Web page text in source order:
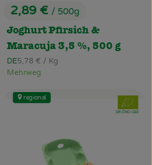
, Preis:
2,89 € / 500g
Joghurt Pfirsich &
Maracuja 3,5 %, 500 g
, Herkunft:
DE, Referenzpreis:
5,78 € / Kg
Mehrweg
,
, Kontrollstelle:
DE-ÖKO-022
regional